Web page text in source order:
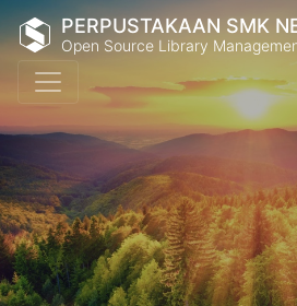
PERPUSTAKAAN SMK
Open Source Library